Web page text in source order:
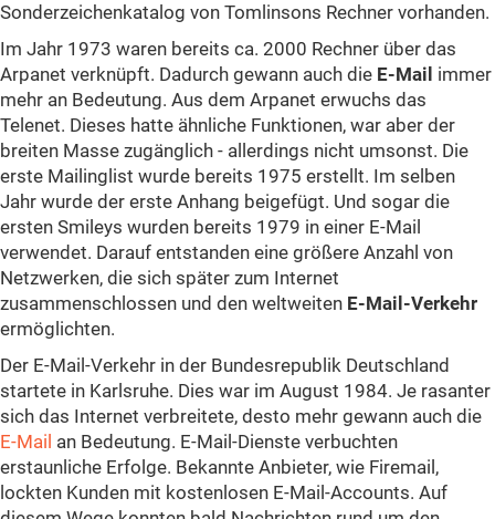
Sonderzeichenkatalog von Tomlinsons Rechner vorhanden.
Im Jahr 1973 waren bereits ca. 2000 Rechner über das
Arpanet verknüpft. Dadurch gewann auch die E-Mail immer
mehr an Bedeutung. Aus dem Arpanet erwuchs das
Telenet. Dieses hatte ähnliche Funktionen, war aber der
breiten Masse zugänglich - allerdings nicht umsonst. Die
erste Mailinglist wurde bereits 1975 erstellt. Im selben
Jahr wurde der erste Anhang beigefügt. Und sogar die
ersten Smileys wurden bereits 1979 in einer E-Mail
verwendet. Darauf entstanden eine größere Anzahl von
Netzwerken, die sich später zum Internet
zusammenschlossen und den weltweiten E-Mail-Verkehr
ermöglichten.
Der E-Mail-Verkehr in der Bundesrepublik Deutschland
startete in Karlsruhe. Dies war im August 1984. Je rasanter
sich das Internet verbreitete, desto mehr gewann auch die
E-Mail an Bedeutung. E-Mail-Dienste verbuchten
erstaunliche Erfolge. Bekannte Anbieter, wie Firemail,
lockten Kunden mit kostenlosen E-Mail-Accounts. Auf